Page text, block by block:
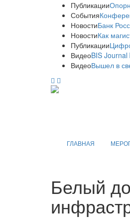
Публикации
События
НовостиБанк
НовостиКак
Публикации
ВидеоBIS
ВидеоВышел в
ГЛАВНАЯ
Белый